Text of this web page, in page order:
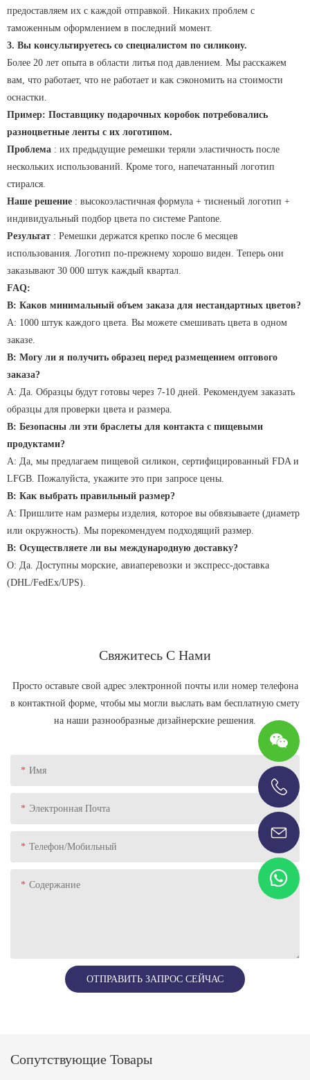
предоставляем их с каждой отправкой. Никаких проблем с
таможенным оформлением в последний момент.
3. Вы консультируетесь со специалистом по силикону.
Более 20 лет опыта в области литья под давлением. Мы расскажем
вам, что работает, что не работает и как сэкономить на стоимости
оснастки.
Пример: Поставщику подарочных коробок потребовались
разноцветные ленты с их логотипом.
Проблема : их предыдущие ремешки теряли эластичность после
нескольких использований. Кроме того, напечатанный логотип
стирался.
Наше решение : высокоэластичная формула + тисненый логотип +
индивидуальный подбор цвета по системе Pantone.
Результат : Ремешки держатся крепко после 6 месяцев
использования. Логотип по-прежнему хорошо виден. Теперь они
заказывают 30 000 штук каждый квартал.
FAQ:
В: Каков минимальный объем заказа для нестандартных цветов?
A: 1000 штук каждого цвета. Вы можете смешивать цвета в одном
заказе.
В: Могу ли я получить образец перед размещением оптового
заказа?
А: Да. Образцы будут готовы через 7-10 дней. Рекомендуем заказать
образцы для проверки цвета и размера.
В: Безопасны ли эти браслеты для контакта с пищевыми
продуктами?
А: Да, мы предлагаем пищевой силикон, сертифицированный FDA и
LFGB. Пожалуйста, укажите это при запросе цены.
В: Как выбрать правильный размер?
А: Пришлите нам размеры изделия, которое вы обвязываете (диаметр
или окружность). Мы порекомендуем подходящий размер.
В: Осуществляете ли вы международную доставку?
О: Да. Доступны морские, авиаперевозки и экспресс-доставка
(DHL/FedEx/UPS).
Свяжитесь С Нами
Просто оставьте свой адрес электронной почты или номер телефона
в контактной форме, чтобы мы могли выслать вам бесплатную смету
на наши разнообразные дизайнерские решения.
Имя
Электронная Почта
Телефон/Мобильный
Содержание
ОТПРАВИТЬ ЗАПРОС СЕЙЧАС
Сопутствующие Товары